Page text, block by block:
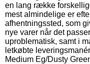
en lang række
mest almindelige er
afhentningssted, som
nye varer når det
uproblematisk, samt i
letkøbte
Medium Eg/Dusty